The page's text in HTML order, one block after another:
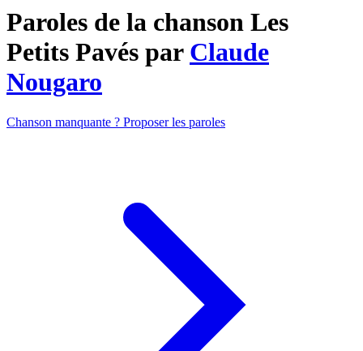
Paroles de la chanson Les
Petits Pavés par Claude
Nougaro
Chanson manquante ? Proposer les paroles